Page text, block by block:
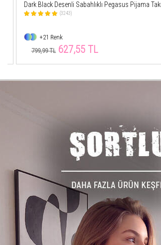
Dark Black Desenli Sabahlıklı Pegasus Pijama Takımı
(3243)
+21 Renk
799,99 TL 627,55 TL